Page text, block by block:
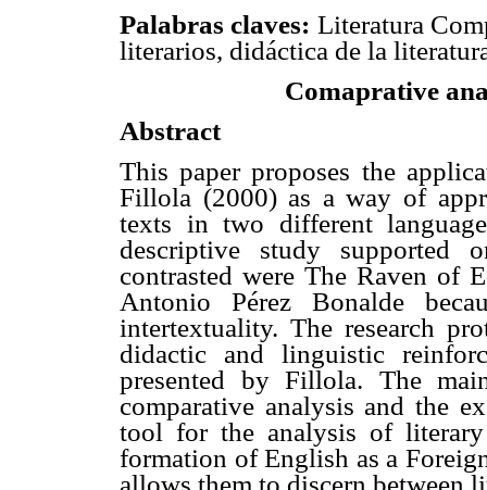
Palabras claves: Literatura
literarios, didáctica de la
Comaprative
Abstract
This paper proposes the
Fillola (2000) as a way of
texts in two different
descriptive study supported
contrasted were The Raven of
Antonio Pérez Bonalde
intertextuality. The research
didactic and linguistic
presented by Fillola. The
comparative analysis and the
tool for the analysis of literary
formation of English as a